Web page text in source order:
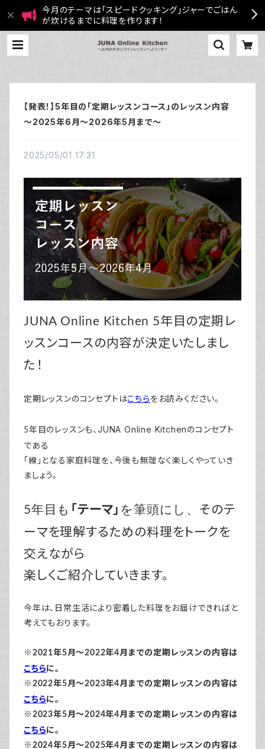
今月のテーマは「スピードクッキング」ジャーでごはん
が炊けるまでに料理を作ります！
【発表！】5年目の「定期レッスンコース」のレッスン内容
～2025年6月～2026年5月まで～
2025/05/01 17:31
JUNA Online Kitchen 5年目の定期レ
ッスンコースの内容が決定いたしまし
た！
定期レッスンのコンセプトはこちらをお読みください。
5年目のレッスンも、 JUNA Online Kitchenのコンセプト
である
「線」となる家庭料理を、今後も無理なく楽しくやっていき
ましょう。
5年目も 「テーマ」 を筆頭にし、 そのテ
ーマを理解するための料理をトークを
交えながら
楽しくご紹介していきます。
今年は、日常生活により密着した料理をお届けできればと
考えてもおります。
※2021年5月～2022年4月までの定期レッスンの内容は
こちらに。
※2022年5月～2023年4月までの定期レッスンの内容は
こちらに。
※2023年5月～2024年4月までの定期レッスンの内容は
こちらに。
※2024年5月～2025年4月までの定期レッスンの内容は